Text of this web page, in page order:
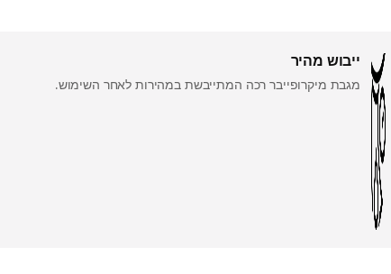
ייבוש מהיר
מגבת מיקרופייבר רכה המתייבשת במהירות לאחר השימוש.